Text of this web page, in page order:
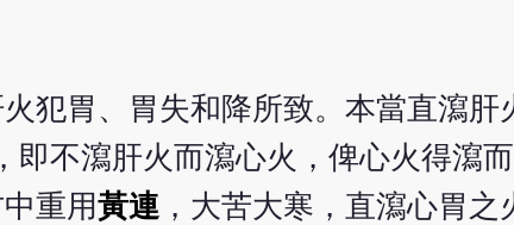
犯胃、胃失和降所致。本當直瀉
即不瀉肝火而瀉心火，俾心火得瀉
重用黃連 ，大苦大寒，直瀉心胃之